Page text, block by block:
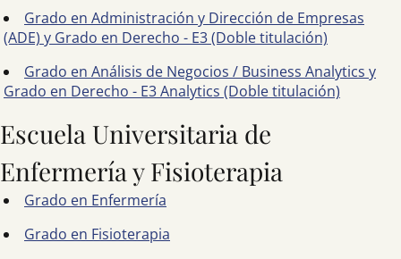
Grado en Administración y Dirección de Empresas
(ADE) y Grado en Derecho - E3 (Doble titulación)
Grado en Análisis de Negocios / Business Analytics y
Grado en Derecho - E3 Analytics (Doble titulación)
Escuela Universitaria de
Enfermería y Fisioterapia
Grado en Enfermería
Grado en Fisioterapia